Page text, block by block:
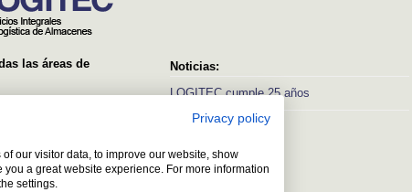
las áreas de
avanzados con
Noticias:
LOGITEC cumple 25 años
Ver más
Privacy policy
our visitor data, to improve our website, show
a great website experience. For more information
settings.